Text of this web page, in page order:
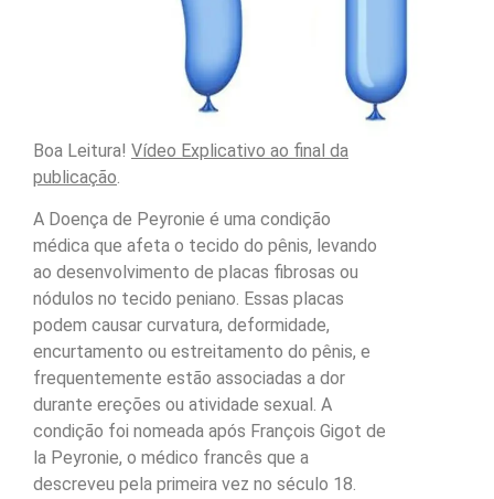
Boa Leitura! Vídeo Explicativo ao final da
publicação
A Doença de Peyronie é uma condição
médica que afeta o tecido do pênis, levando
ao desenvolvimento de placas fibrosas ou
nódulos no tecido peniano. Essas placas
podem causar curvatura, deformidade,
encurtamento ou estreitamento do pênis, e
frequentemente estão associadas a dor
durante ereções ou atividade sexual. A
condição foi nomeada após François Gigot de
la Peyronie, o médico francês que a
descreveu pela primeira vez no século 18.